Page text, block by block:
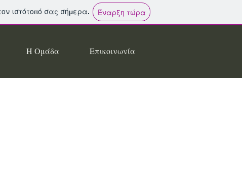
ιστότοπό σας σήμερα. Έναρξη τώρα
Η Ομάδα Επικοινωνία